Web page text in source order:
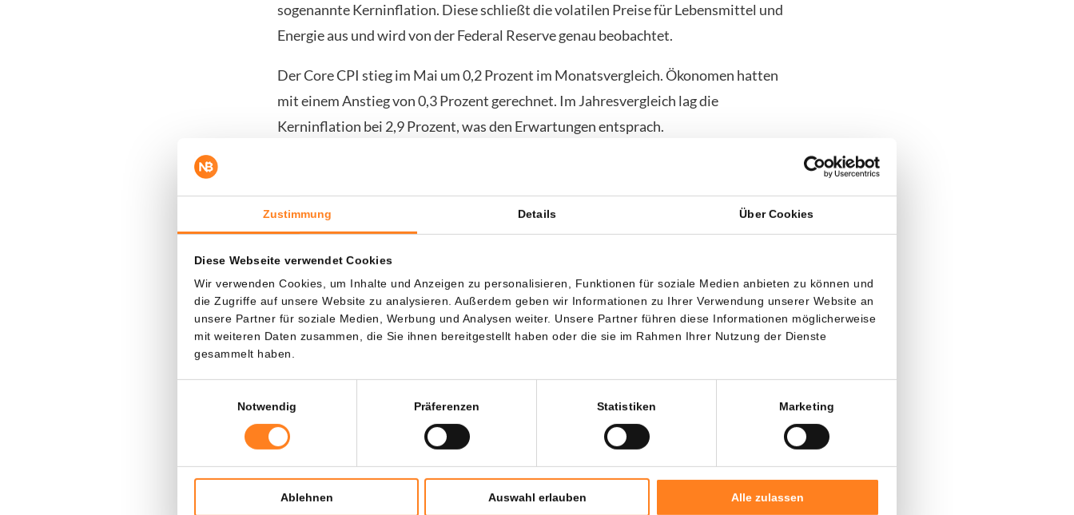
Zustimmung Details Über Cookies
Diese Webseite verwendet Cookies
Wir verwenden Cookies, um Inhalte und Anzeigen zu personalisieren, Funktionen für soziale Medien anbieten zu können und
die Zugriffe auf unsere Website zu analysieren. Außerdem geben wir Informationen zu Ihrer Verwendung unserer Website an
unsere Partner für soziale Medien, Werbung und Analysen weiter. Unsere Partner führen diese Informationen möglicherweise
mit weiteren Daten zusammen, die Sie ihnen bereitgestellt haben oder die sie im Rahmen Ihrer Nutzung der Dienste
gesammelt haben.
Notwendig
Präferenzen Statistiken Marketing
Ablehnen Auswahl erlauben Alle zulassen
sogenannte Kerninflation. Diese schließt die volatilen Preise für Lebensmittel und
Energie aus und wird von der Federal Reserve genau beobachtet.
Der Core CPI stieg im Mai um 0,2 Prozent im Monatsvergleich. Ökonomen hatten
mit einem Anstieg von 0,3 Prozent gerechnet. Im Jahresvergleich lag die
Kerninflation bei 2,9 Prozent, was den Erwartungen entsprach.
wahrgenommen. Er deutet darauf hin, dass der zugrunde liegende Preisdruck
weniger stark ansteigt als befürchtet. Unmittelbar nach der Veröffentlichung
von über einem Prozent innerhalb weniger Minuten.